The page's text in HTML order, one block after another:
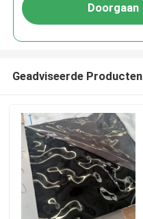
Doorgaan
Geadviseerde Producten